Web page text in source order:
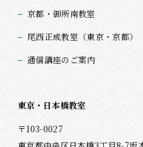
京都・御所南教室
尾西正成教室（東京・京都）
通信講座のご案内
東京・日本橋教室
〒103-0027